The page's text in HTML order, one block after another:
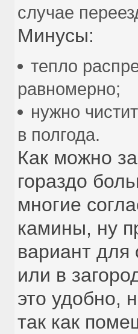
случае
Минусы:
тепло
равномерно;
нужно
в полгода.
Как можно
гораздо
многие
камины, ну
вариант для
или в
это удобно,
так как